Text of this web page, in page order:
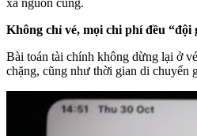
Không chỉ vé, mọi chi phí đều “đội
Bài toán tài chính không dừng lại ở
chặng, cũng như thời gian di chuyển